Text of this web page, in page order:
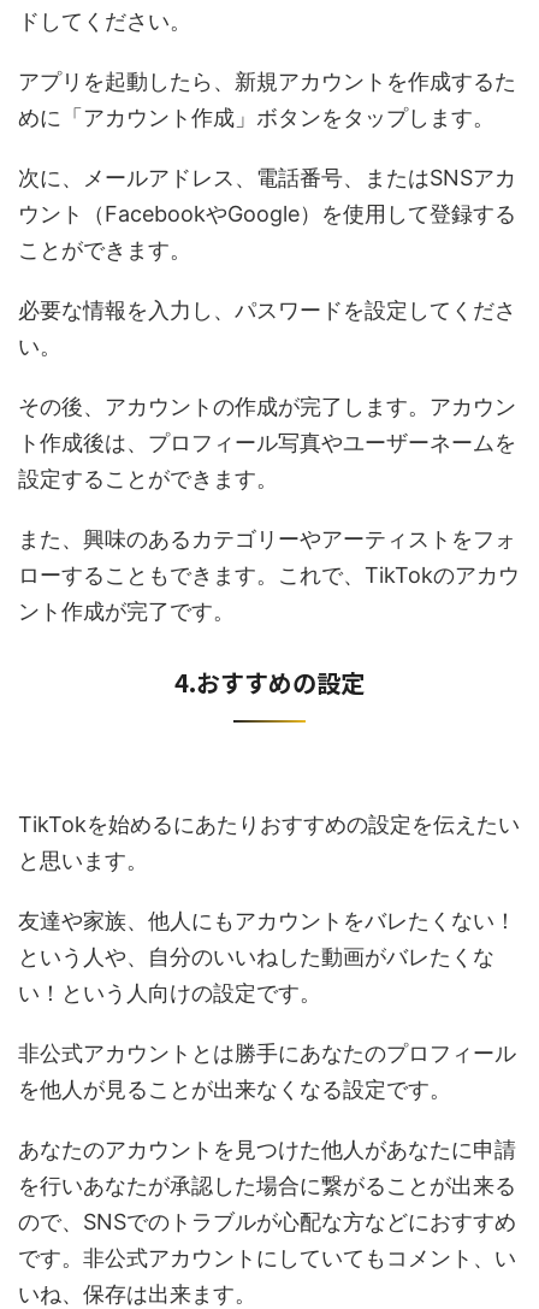
ドしてください。
アプリを起動したら、新規アカウントを作成するた
めに「アカウント作成」ボタンをタップします。
次に、メールアドレス、電話番号、またはSNSアカ
ウント（FacebookやGoogle）を使用して登録する
ことができます。
必要な情報を入力し、パスワードを設定してくださ
い。
その後、アカウントの作成が完了します。アカウン
ト作成後は、プロフィール写真やユーザーネームを
設定することができます。
また、興味のあるカテゴリーやアーティストをフォ
ローすることもできます。これで、TikTokのアカウ
ント作成が完了です。
4.おすすめの設定
TikTokを始めるにあたりおすすめの設定を伝えたい
と思います。
友達や家族、他人にもアカウントをバレたくない！
という人や、自分のいいねした動画がバレたくな
い！という人向けの設定です。
非公式アカウントとは勝手にあなたのプロフィール
を他人が見ることが出来なくなる設定です。
あなたのアカウントを見つけた他人があなたに申請
を行いあなたが承認した場合に繋がることが出来る
ので、SNSでのトラブルが心配な方などにおすすめ
です。非公式アカウントにしていてもコメント、い
いね、保存は出来ます。